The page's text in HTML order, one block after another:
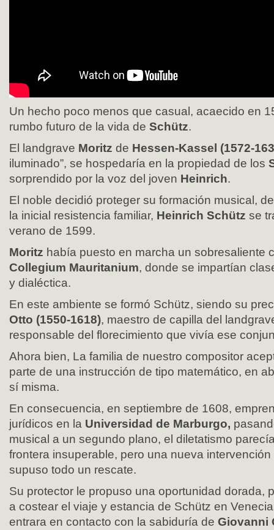
Un hecho poco menos que casual, acaecido en
rumbo futuro de la vida de Schütz.
El landgrave Moritz de Hessen-Kassel (1572-
iluminado”, se hospedaría en la propiedad de los
sorprendido por la voz del joven Heinrich.
El noble decidió proteger su formación musical,
la inicial resistencia familiar, Heinrich Schütz se
verano de 1599.
Moritz había puesto en marcha un sobresaliente
Collegium Mauritanium, donde se impartían
y dialéctica.
En este ambiente se formó Schütz, siendo su
Otto (1550-1618), maestro de capilla del
responsable del florecimiento que vivía ese
Ahora bien, La familia de nuestro compositor
parte de una instrucción de tipo matemático, en
sí misma.
En consecuencia, en septiembre de 1608,
jurídicos en la Universidad de Marburgo,
musical a un segundo plano, el diletatismo
frontera insuperable, pero una nueva
supuso todo un rescate.
Su protector le propuso una oportunidad dorada,
a costear el viaje y estancia de Schütz en
entrara en contacto con la sabiduría de Giovanni